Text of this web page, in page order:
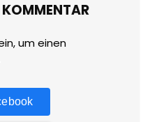
KOMMENTAR
um einen